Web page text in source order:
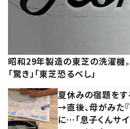
昭和29年製造の東芝の洗濯機
「驚き」「東芝恐るべし」
夏休みの宿題をす
→直後、母がみた
に…「息子くんサ